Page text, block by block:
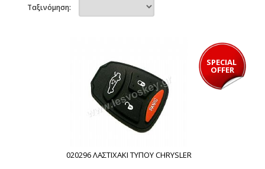
Ταξινόμηση:
SPECIAL
OFFER
020296 ΛΑΣΤΙΧΑΚΙ ΤΥΠΟΥ CHRYSLER